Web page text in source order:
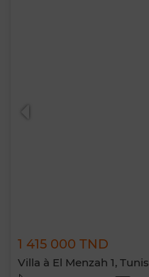
1 415 000 TND
Villa à El Menzah 1, Tunis